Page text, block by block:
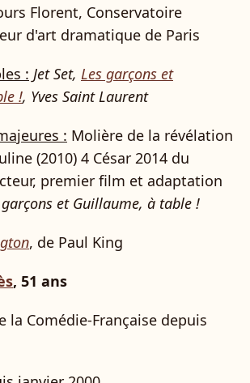
Florent, Conservatoire
d'art dramatique de Paris
: Jet Set, Les garçons et
!, Yves Saint Laurent
: Molière de la révélation
(2010) 4 César 2014 du
premier film et adaptation
et Guillaume, à table !
, de Paul King
, 51 ans
la Comédie-Française depuis